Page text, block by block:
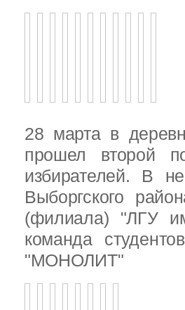
28 марта в
прошел второй
избирателей. В
Выборгского
(филиала) "ЛГУ
команда
"МОНОЛИТ"